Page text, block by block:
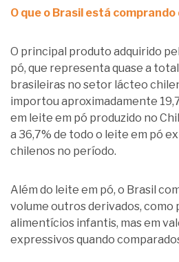
O que o Brasil está comprando
O principal produto adquirido
pó, que representa quase a
brasileiras no setor lácteo
importou aproximadamente
em leite em pó produzido no
a 36,7% de todo o leite em pó
chilenos no período.
Além do leite em pó, o Brasil
volume outros derivados, como
alimentícios infantis, mas em
expressivos quando